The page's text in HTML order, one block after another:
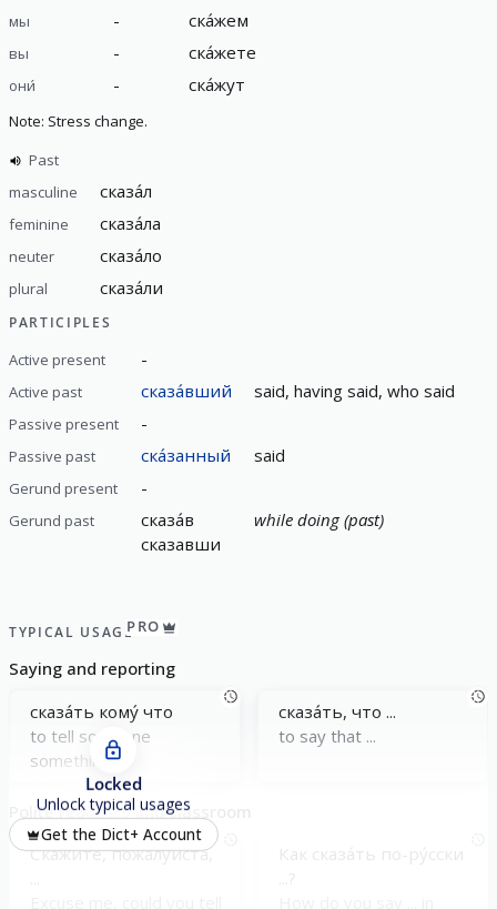
мы - ска́жем
вы - ска́жете
они́ - ска́жут
Note: Stress change.
Past
masculine
сказа́л
feminine сказа́ла
neuter сказа́ло
plural сказа́ли
PARTICIPLES
Active present -
Active past сказа́вший said, having said, who said
Passive present -
Passive past ска́занный said
Gerund present -
Gerund past
сказа́в
сказавши
while doing (past)
TYPICAL USAGEPRO
Saying and reporting
сказа́ть кому́ что
to tell someone
something
сказа́ть, что ...
to say that ...
Polite requests and classroom
Скажи́те, пожа́луйста,
Locked
Unlock typical usages
Get the Dict+ Account